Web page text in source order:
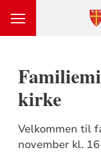
kirke
Velkommen til
november kl.